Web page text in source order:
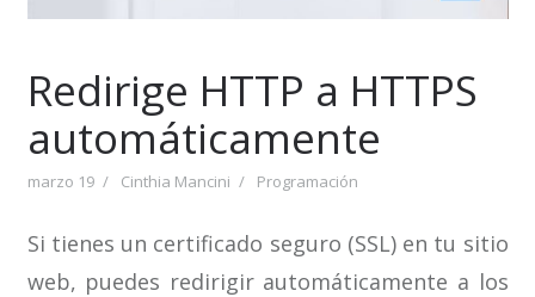
Redirige HTTP a HTTPS
automáticamente
marzo 19 Cinthia Mancini Programación
Si tienes un certificado seguro (SSL) en tu sitio
web, puedes redirigir automáticamente a los